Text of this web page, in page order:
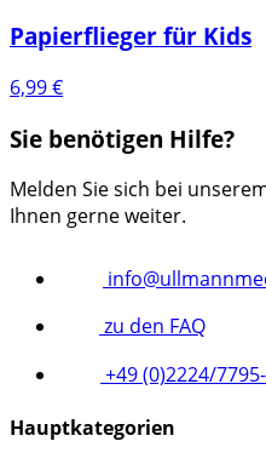
Papierflieger für Kids
6,99€
Sie benötigen Hilfe?
Melden Sie sich bei
Ihnen gerne weiter.
zu den FAQ
+49 (0)2224/
Hauptkategorien